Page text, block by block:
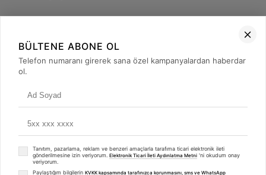
+90 (850) 473 08 08
BÜLTENE ABONE OL
Telefon numaranı girerek sana özel kampanyalardan haberdar
ol.
Tanıtım, pazarlama, reklam ve benzeri amaçlarla tarafıma ticari elektronik ileti
gönderilmesine izin veriyorum. Elektronik Ticari İleti Aydınlatma Metni 'ni okudum onay
veriyorum.
Paylaştığım bilgilerin KVKK kapsamında tarafınızca korunmasını, sms ve WhatsApp